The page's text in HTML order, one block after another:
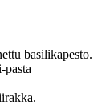
basilikapesto.